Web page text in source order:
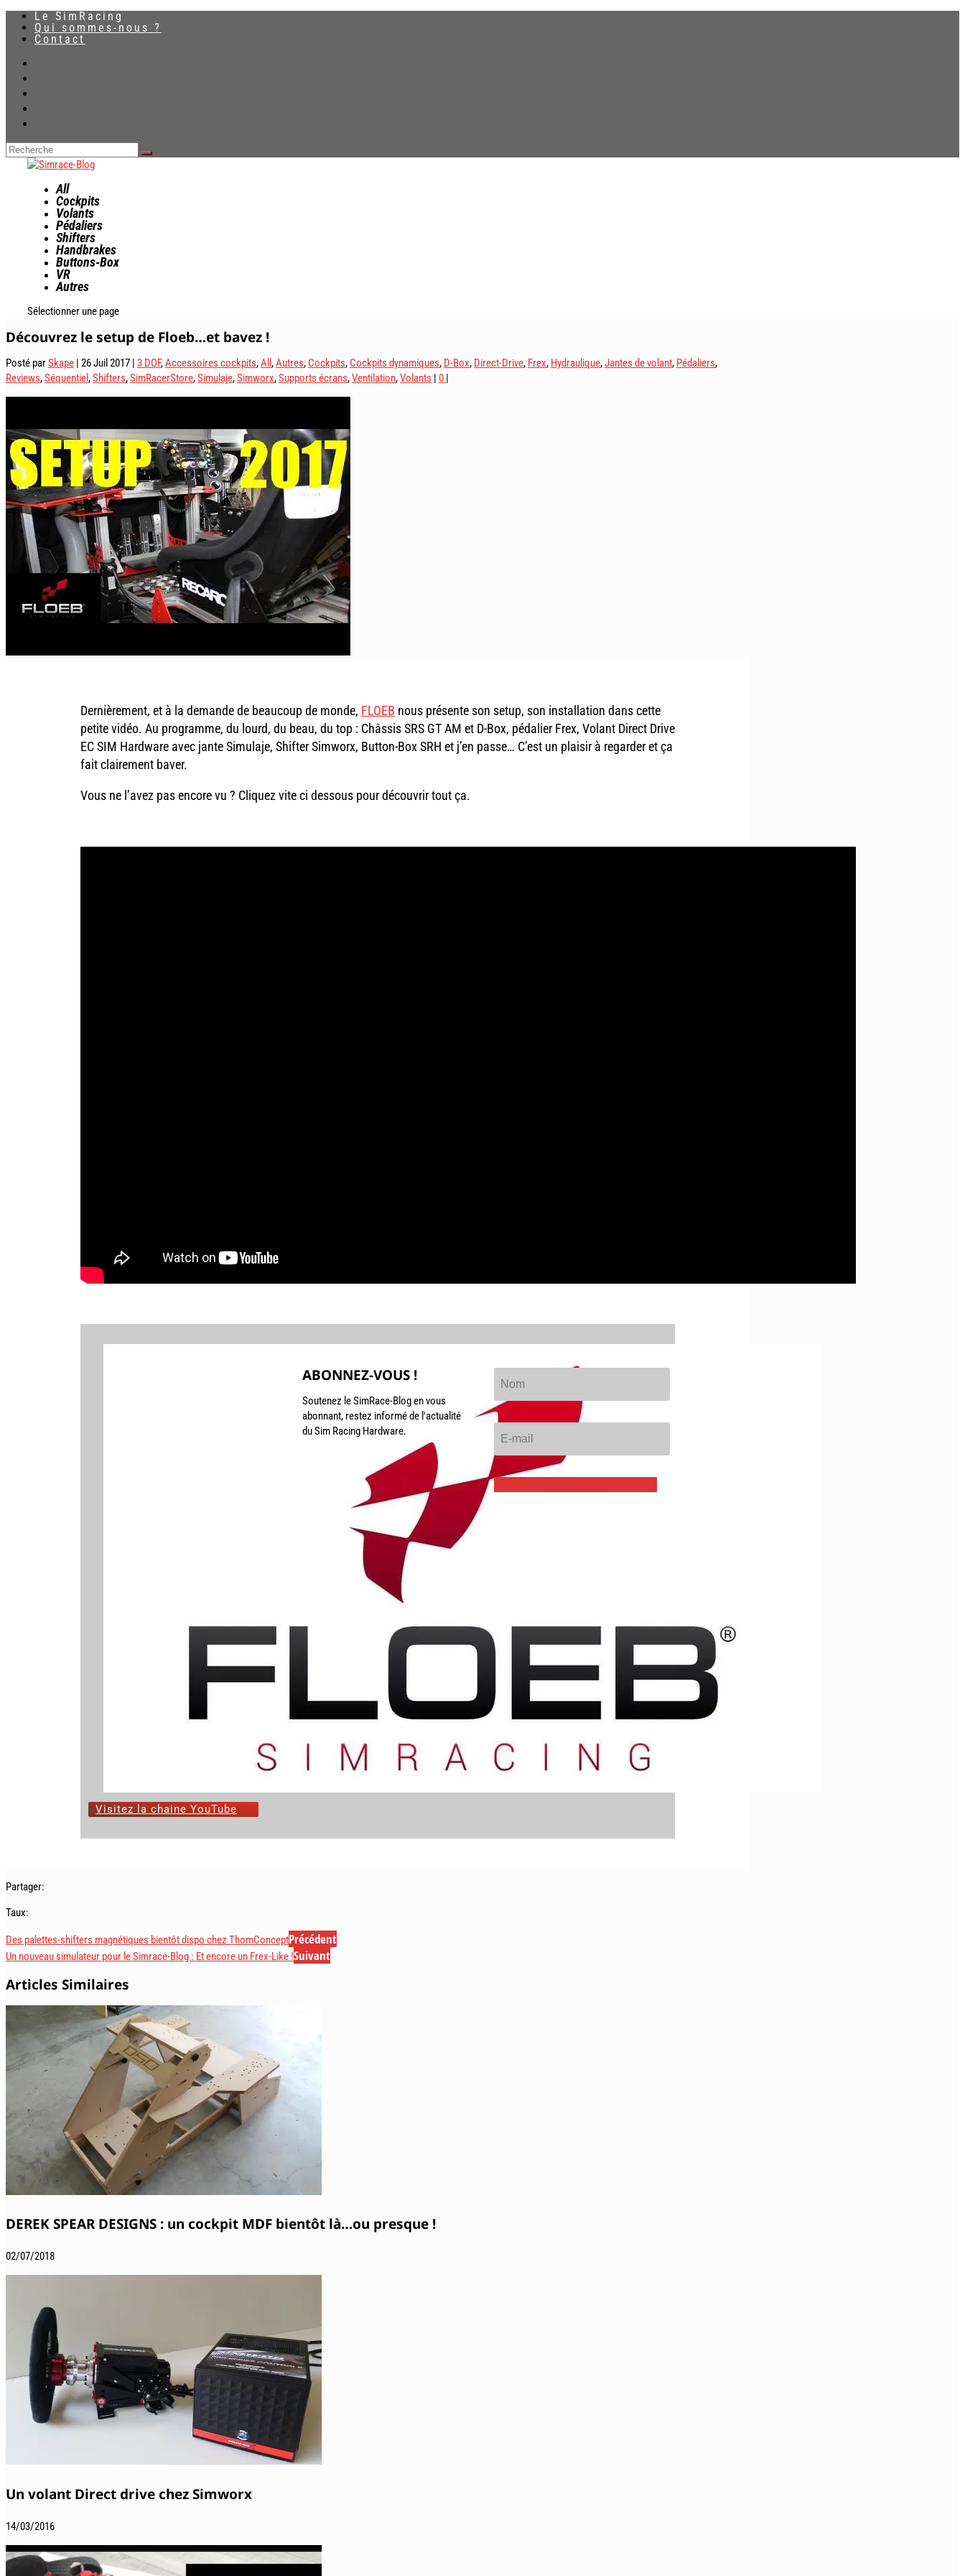
Le SimRacing
Qui sommes-nous ?
Contact
All
Cockpits
Volants
Pédaliers
Shifters
Handbrakes
Buttons-Box
VR
Autres
Sélectionner une page
Découvrez le setup de Floeb…et bavez !
Posté parSkape | 26 Juil 2017 | 3 DOF,Accessoires cockpits,All ,Autres, Cockpits, Cockpits dynamiques, D-Box, Direct-Drive, Frex, Hydraulique,Jantes de volant, Pédaliers,
Reviews,Séquentiel ,Shifters,SimRacerStore,Simulaje,Simworx,Supports écrans,Ventilation,Volants | 0 |
Dernièrement, et à la demande de beaucoup de monde, FLOEB nous présente son setup, son installation dans cette
petite vidéo. Au programme, du lourd, du beau, du top : Châssis SRS GT AM et D-Box, pédalier Frex, Volant Direct Drive
EC SIM Hardware avec jante Simulaje, Shifter Simworx, Button-Box SRH et j’en passe… C’est un plaisir à regarder et ça
fait clairement baver.
Vous ne l’avez pas encore vu ? Cliquez vite ci dessous pour découvrir tout ça.
Visitez la chaine YouTube
ABONNEZ-VOUS !
Soutenez le SimRace-Blog en vous
abonnant, restez informé de l'actualité
du Sim Racing Hardware.
Partager:
Taux:
Des palettes-shifters magnétiques bientôt dispo chez ThomConceptPrécédent
Un nouveau simulateur pour le Simrace-Blog : Et encore un Frex-Like !Suivant
Articles Similaires
DEREK SPEAR DESIGNS : un cockpit MDF bientôt là…ou presque !
02/07/2018
Un volant Direct drive chez Simworx
14/03/2016